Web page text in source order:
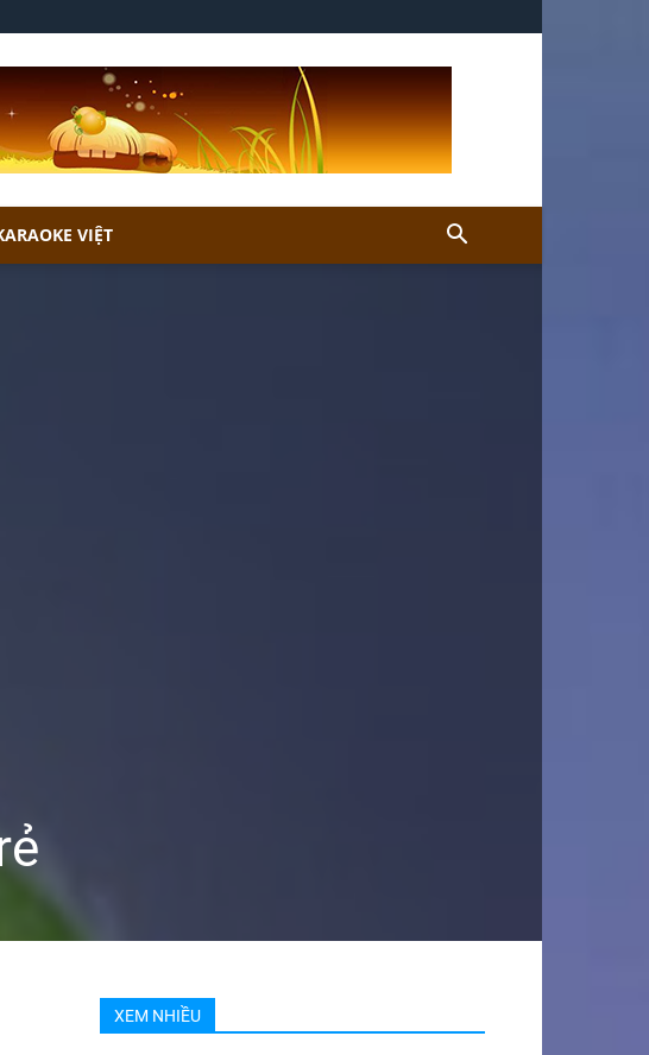
VIỆT
XEM NHIỀU